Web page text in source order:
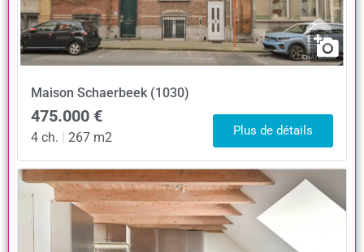
Maison Schaerbeek (1030)
475.000 €
4 ch. 267 m2 Plus de détails